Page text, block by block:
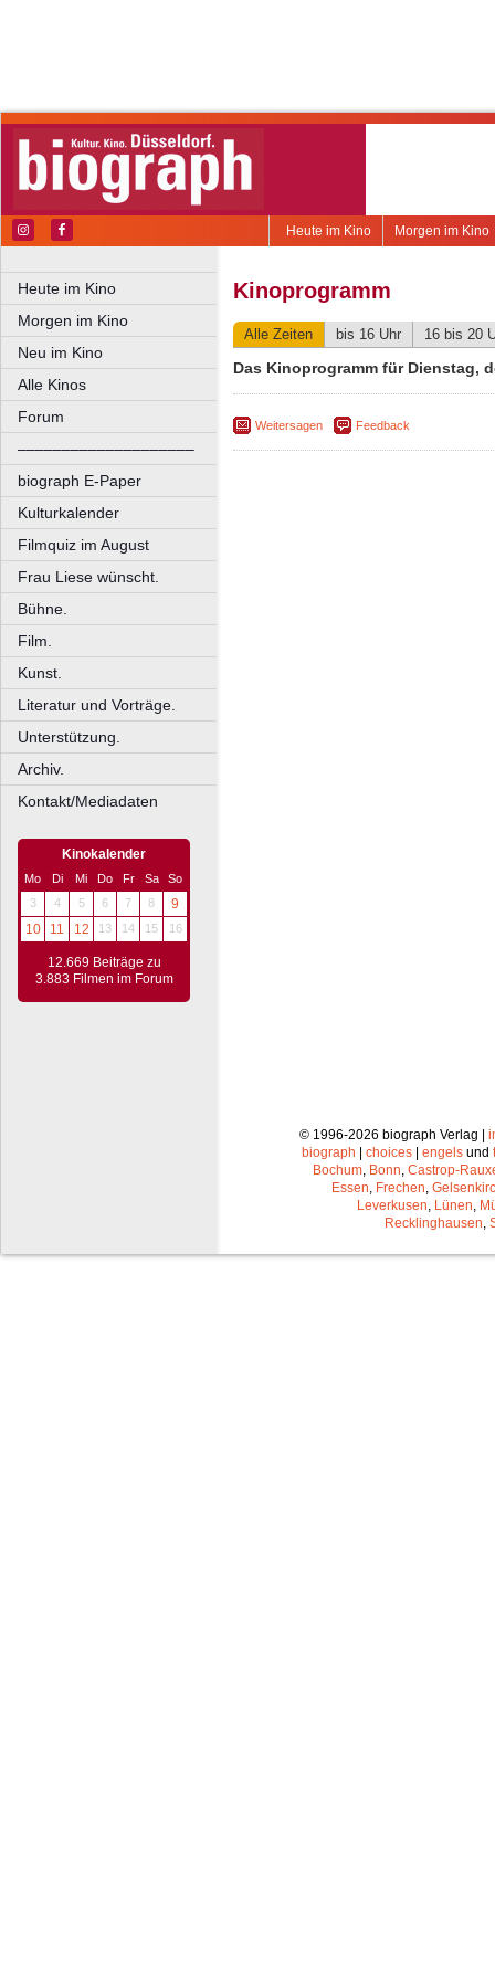
Morgen im Kino
Heute im Kino
Heute im Kino
Morgen im Kino
Neu im Kino
Alle Kinos
Forum
––––––––––––––––––––
biograph E-Paper
Kulturkalender
Filmquiz im August
Frau Liese wünscht.
Bühne.
Film.
Kunst.
Literatur und Vorträge.
Unterstützung.
Archiv.
Kontakt/Mediadaten
Kinokalender
Mo Di Mi Do Fr Sa
So
3
4 5 6 7 8
9
10
11 12 13 14 15 16
12.669 Beiträge zu
3.883 Filmen im Forum
Kinoprogramm
Alle Zeiten bis 16 Uhr 16 bis 20
Das Kinoprogramm für Dienstag,
Weitersagen Feedback
© 1996-2026 biograph Verlag |
biograph
choices engels und
Bochum, Bonn, Castrop-
Essen, Frechen,
Leverkusen, Lünen,
Recklinghausen,